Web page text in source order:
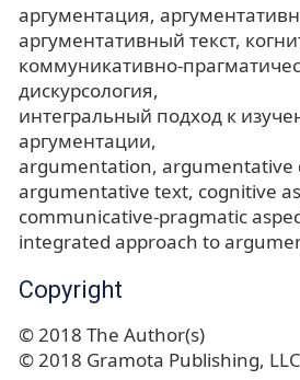
аргументация
аргументативный текст
коммуникативно-
дискурсология
интегральный подход к
аргументации
argumentation argumentative
argumentative text cognitive
communicative-pragmatic
integrated approach to
Copyright
© 2018 The Author(s)
© 2018 Gramota Publishing, LLC